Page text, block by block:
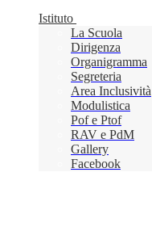
Istituto
La Scuola
Dirigenza
Organigramma
Segreteria
Area Inclusività
Modulistica
Pof e Ptof
RAV e PdM
Gallery
Facebook